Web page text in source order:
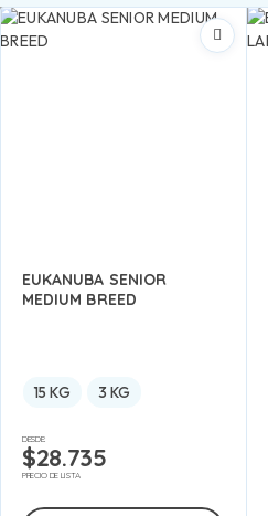
EUKANUBA SENIOR
MEDIUM BREED
15 KG 3 KG
DESDE:
$28.735
PRECIO DE LISTA